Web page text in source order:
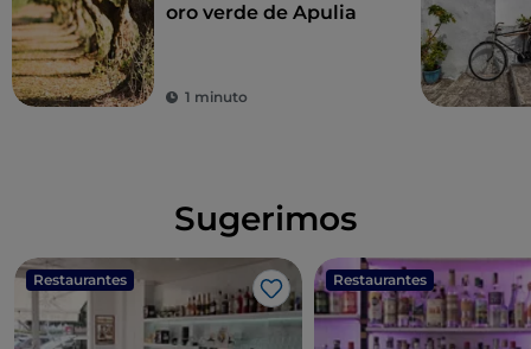
oro verde de Apulia
1 minuto
Sugerimos
Restaurantes
Me gusta
Restaurantes